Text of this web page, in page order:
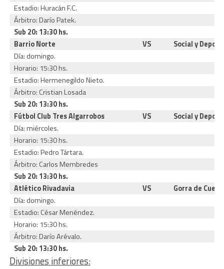
Estadio: Huracán F.C.
Árbitro: Darío Patek.
Sub 20: 13:30 hs.
Barrio Norte
VS
Social y
Día: domingo.
Horario: 15:30 hs.
Estadio: Hermenegildo Nieto.
Árbitro: Cristian Losada
Sub 20: 13:30 hs.
Fútbol Club Tres Algarrobos
VS
Social y
Día: miércoles.
Horario: 15:30 hs.
Estadio: Pedro Tártara.
Árbitro: Carlos Membredes
Sub 20: 13:30 hs.
Atlético Rivadavia
VS
Gorra de
Día: domingo.
Estadio: César Menéndez.
Horario: 15:30 hs.
Árbitro: Darío Arévalo.
Sub 20: 13:30 hs.
Divisiones inferiores: